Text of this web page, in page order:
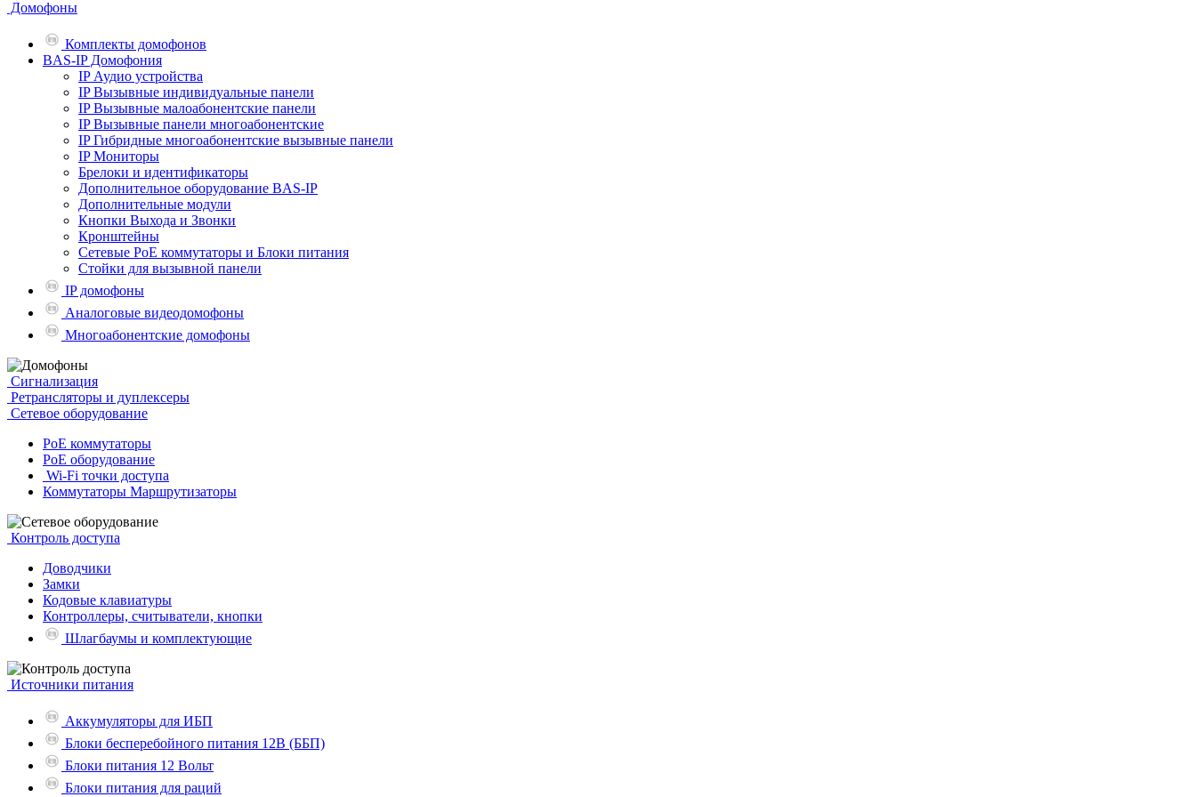
Домофоны
Комплекты домофонов
BAS-IP Домофония
IP Аудио устройства
IP Вызывные индивидуальные панели
IP Вызывные малоабонентские панели
IP Вызывные панели многоабонентские
IP Гибридные многоабонентские вызывные панели
IP Мониторы
Брелоки и идентификаторы
Дополнительное оборудование BAS-IP
Дополнительные модули
Кнопки Выхода и Звонки
Кронштейны
Сетевые PoE коммутаторы и Блоки питания
Стойки для вызывной панели
IP домофоны
Аналоговые видеодомофоны
Многоабонентские домофоны
Сигнализация
Ретрансляторы и дуплексеры
Сетевое оборудование
PoE коммутаторы
PoE оборудование
Wi-Fi точки доступа
Коммутаторы Маршрутизаторы
Контроль доступа
Доводчики
Замки
Кодовые клавиатуры
Контроллеры, считыватели, кнопки
Шлагбаумы и комплектующие
Источники питания
Аккумуляторы для ИБП
Блоки бесперебойного питания 12В (ББП)
Блоки питания 12 Вольт
Блоки питания для раций